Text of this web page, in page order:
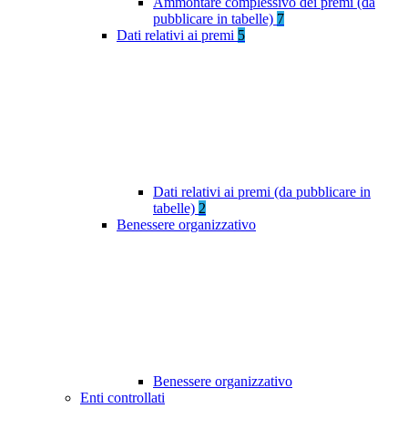
pubblicare in tabelle) 7
Dati relativi ai premi 5
Dati relativi ai premi (da pubblicare in
tabelle) 2
Benessere organizzativo
Benessere organizzativo
Enti controllati